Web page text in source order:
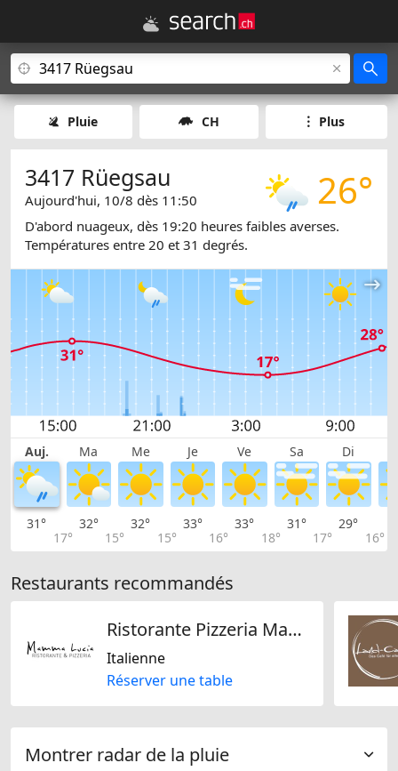
Pluie CH Plus
26°
3417 Rüegsau
Aujourd'hui, 10/8 dès 11:50
D'abord nuageux, dès 19:20 heures faibles averses.
Températures entre 20 et 31 degrés.
Auj. Ma Me Je Ve Sa Di
31°
17°
32°
15°
32°
15°
33°
16°
33°
18°
31°
17°
29°
16°
Restaurants recommandés
Ristorante Pizzeria Mamma Lucia GmbH
Italienne
Réserver une table
Montrer radar de la pluie